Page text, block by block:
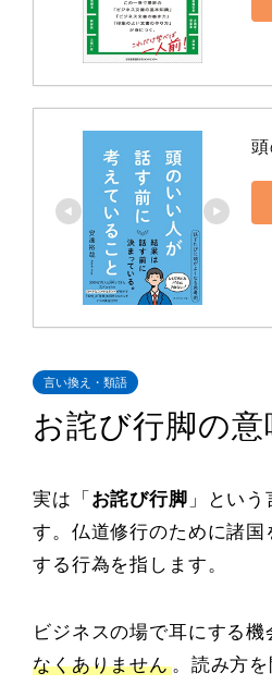
言い換え・類語
お詫び行脚の
実は「 お詫び行脚 」とい
す。仏道修行のために諸
する行為を指します。
ビジネスの場で耳にする機
なくありません。読み方